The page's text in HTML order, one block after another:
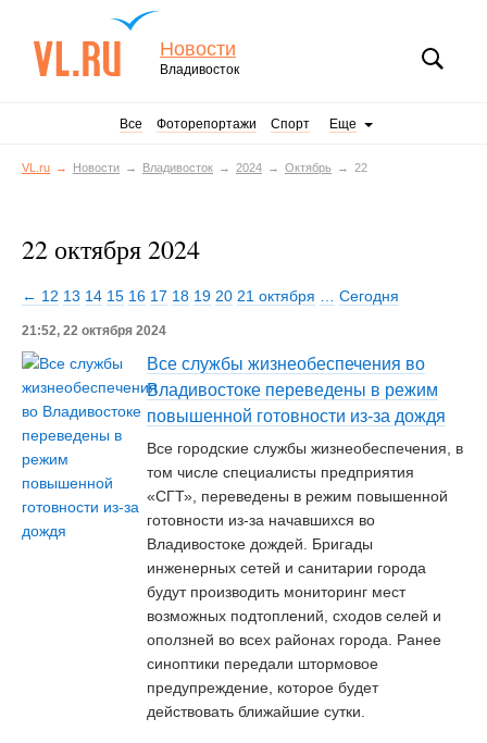
Новости
Владивосток
Все Фоторепортажи Спорт Еще
VL.ru Новости Владивосток 2024 Октябрь 22
22 октября 2024
← 12 13 14 15 16 17 18 19 20 21 октября Сегодня
21:52, 22 октября 2024
Все службы жизнеобеспечения во
Владивостоке переведены в режим
повышенной готовности из-за дождя
Все городские службы жизнеобеспечения, в
том числе специалисты предприятия
«СГТ», переведены в режим повышенной
готовности из-за начавшихся во
Владивостоке дождей. Бригады
инженерных сетей и санитарии города
будут производить мониторинг мест
возможных подтоплений, сходов селей и
оползней во всех районах города. Ранее
синоптики передали штормовое
предупреждение, которое будет
действовать ближайшие сутки.